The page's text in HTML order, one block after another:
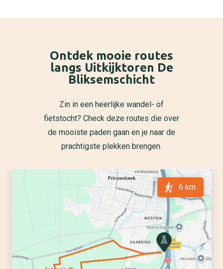
Ontdek mooie routes
langs Uitkijktoren De
Bliksemschicht
Zin in een heerlijke wandel- of
fietstocht? Check deze routes die over
de mooiste paden gaan en je naar de
prachtigste plekken brengen.
6 km